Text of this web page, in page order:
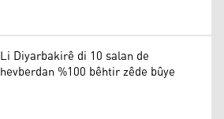
Li Diyarbakirê di 10 salan de
hevberdan %100 bêhtir zêde bûye